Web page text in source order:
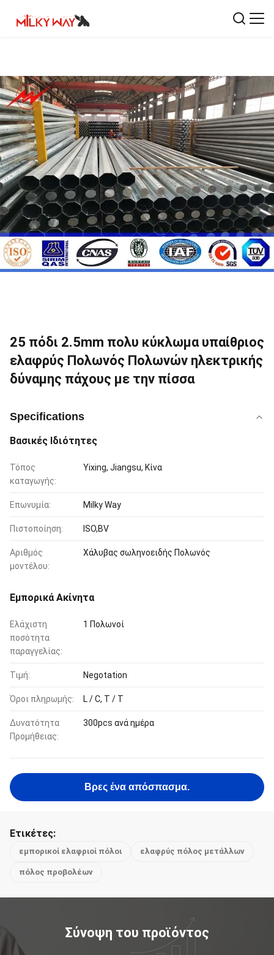
25 πόδι 2.5mm πολυ κύκλωμα υπαίθριος
ελαφρύς Πολωνός Πολωνών ηλεκτρικής
δύναμης πάχους με την πίσσα
Specifications
Βασικές Ιδιότητες
Τόπος
καταγωγής:
Yixing, Jiangsu, Κίνα
Επωνυμία: Milky Way
Πιστοποίηση: ISO,BV
Αριθμός
μοντέλου:
Χάλυβας σωληνοειδής Πολωνός
Εμπορικά Ακίνητα
Ελάχιστη
ποσότητα
παραγγελίας:
1 Πολωνοί
Τιμή: Negotation
Όροι πληρωμής: L / C, T / T
Δυνατότητα
Προμήθειας:
300pcs ανά ημέρα
Βρες ένα απόσπασμα.
Ετικέτες:
εμπορικοί ελαφριοί πόλοι ελαφρύς πόλος μετάλλων
πόλος προβολέων
Σύνοψη του προϊόντος